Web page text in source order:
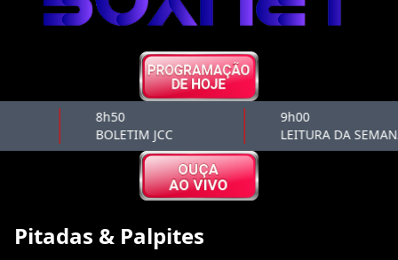
8h50
BOLETIM JCC
9h00
LEITURA DA
Pitadas & Palpites